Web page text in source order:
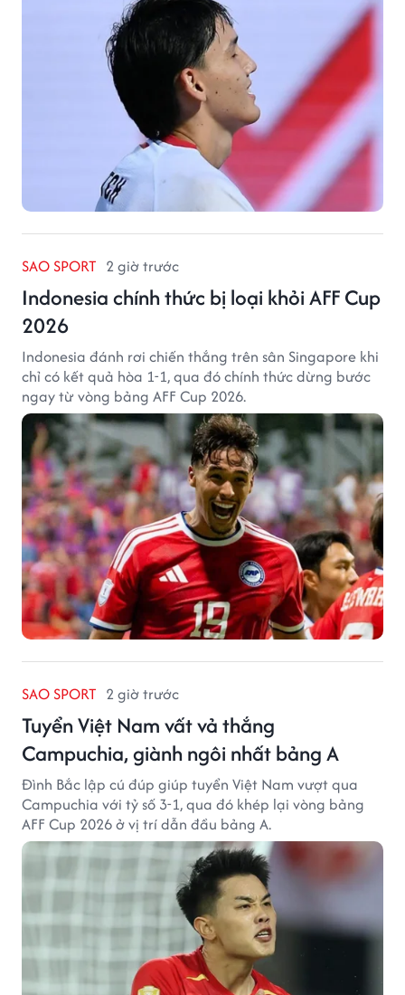
SAO SPORT 2 giờ trước
Indonesia chính thức bị loại khỏi AFF Cup
2026
Indonesia đánh rơi chiến thắng trên sân Singapore khi
chỉ có kết quả hòa 1-1, qua đó chính thức dừng bước
ngay từ vòng bảng AFF Cup 2026.
SAO SPORT 2 giờ trước
Tuyển Việt Nam vất vả thắng
Campuchia, giành ngôi nhất bảng A
Đình Bắc lập cú đúp giúp tuyển Việt Nam vượt qua
Campuchia với tỷ số 3-1, qua đó khép lại vòng bảng
AFF Cup 2026 ở vị trí dẫn đầu bảng A.